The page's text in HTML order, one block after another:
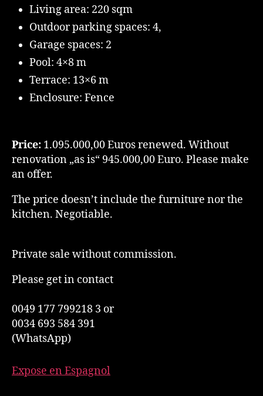
Living area: 220 sqm
Outdoor parking spaces: 4,
Garage spaces: 2
Pool: 4×8 m
Terrace: 13×6 m
Enclosure: Fence
Price: 1.095.000,00 Euros renewed. Without
renovation „as is“ 945.000,00 Euro. Please make
an offer.
The price doesn’t include the furniture nor the
kitchen. Negotiable.
Private sale without commission.
Please get in contact
0049 177 799218 3 or
0034 693 584 391
(WhatsApp)
Expose en Espagnol